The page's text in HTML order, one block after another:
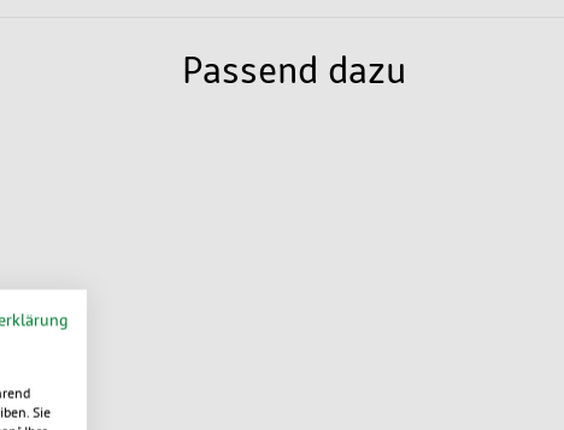
Passend dazu
Sie